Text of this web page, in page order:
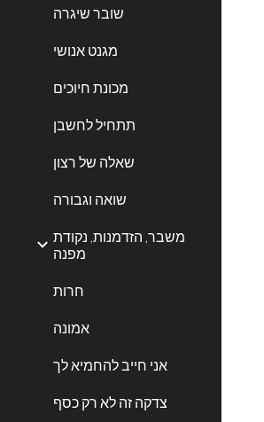
שובר שיגרה
מגנט אנושי
מכונת חיוכים
תתחיל לחשבן
שאלה של רצון
שואה וגבורה
משבר, הזדמנות, נקודת
מפנה
חרות
אמונה
אני חייב להחמיא לך
צדקה זה לא רק כסף